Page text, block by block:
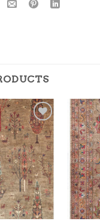
Add to
wishlist